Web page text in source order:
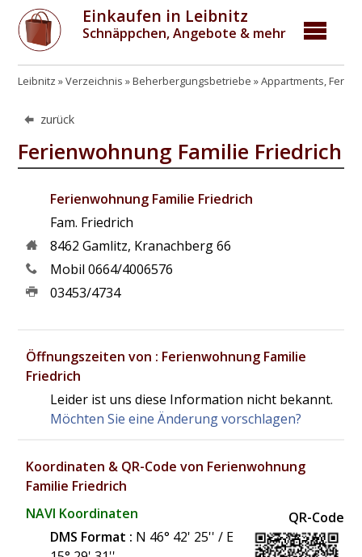
Einkaufen in Leibnitz
Schnäppchen, Angebote & mehr
Leibnitz Verzeichnis Beherbergungsbetriebe Appartments,
zurück
Ferienwohnung Familie Friedrich
Ferienwohnung Familie Friedrich
Fam. Friedrich
8462 Gamlitz, Kranachberg 66
Mobil 0664/4006576
03453/4734
Öffnungszeiten von : Ferienwohnung Familie
Friedrich
Leider ist uns diese Information nicht bekannt.
Möchten Sie eine Änderung vorschlagen?
Koordinaten & QR-Code von Ferienwohnung
Familie Friedrich
NAVI Koordinaten
DMS Format : N 46° 42' 25'' / E
QR-Code